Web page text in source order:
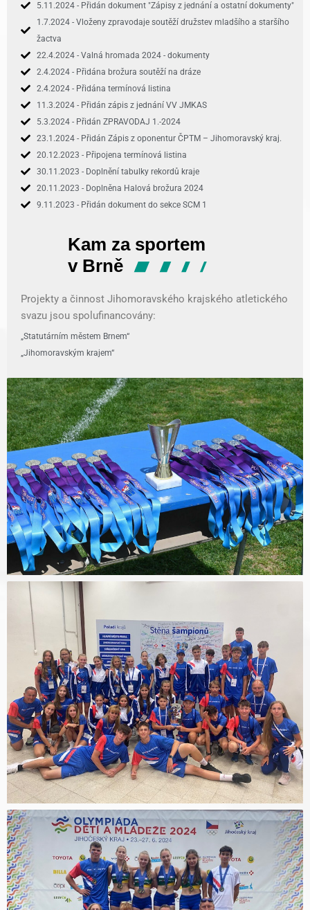
5.11.2024 - Přidán dokument "Zápisy z jednání a ostatní dokumenty"
1.7.2024 - Vloženy zpravodaje soutěží družstev mladšího a staršího
žactva
22.4.2024 - Valná hromada 2024 - dokumenty
2.4.2024 - Přidána brožura soutěží na dráze
2.4.2024 - Přidána termínová listina
11.3.2024 - Přidán zápis z jednání VV JMKAS
5.3.2024 - Přidán ZPRAVODAJ 1.-2024
23.1.2024 - Přidán Zápis z oponentur ČPTM – Jihomoravský kraj.
20.12.2023 - Připojena termínová listina
30.11.2023 - Doplnění tabulky rekordů kraje
20.11.2023 - Doplněna Halová brožura 2024
9.11.2023 - Přidán dokument do sekce SCM 1
Projekty a činnost Jihomoravského krajského atletického
svazu jsou spolufinancovány:
„Statutárním městem Brnem“
„Jihomoravským krajem“